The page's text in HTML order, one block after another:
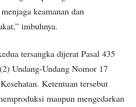
keamanan dan
imbuhnya.
tersangka dijerat Pasal 435
Undang-Undang Nomor 17
Ketentuan tersebut
maupun mengedarkan